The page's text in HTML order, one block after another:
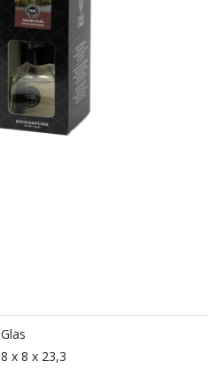
Glas
8 x 8 x 23,3